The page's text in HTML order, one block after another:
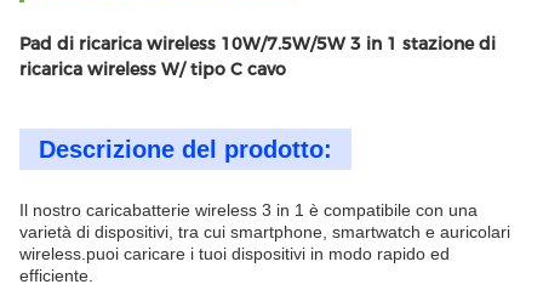
Pad di ricarica wireless 10W/7.5W/5W 3 in 1 stazione di
ricarica wireless W/ tipo C cavo
Descrizione del prodotto:
Il nostro caricabatterie wireless 3 in 1 è compatibile con una
varietà di dispositivi, tra cui smartphone, smartwatch e auricolari
wireless.puoi caricare i tuoi dispositivi in modo rapido ed
efficiente.